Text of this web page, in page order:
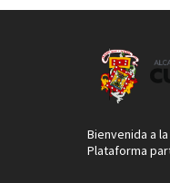
Bienvenida a
Plataforma